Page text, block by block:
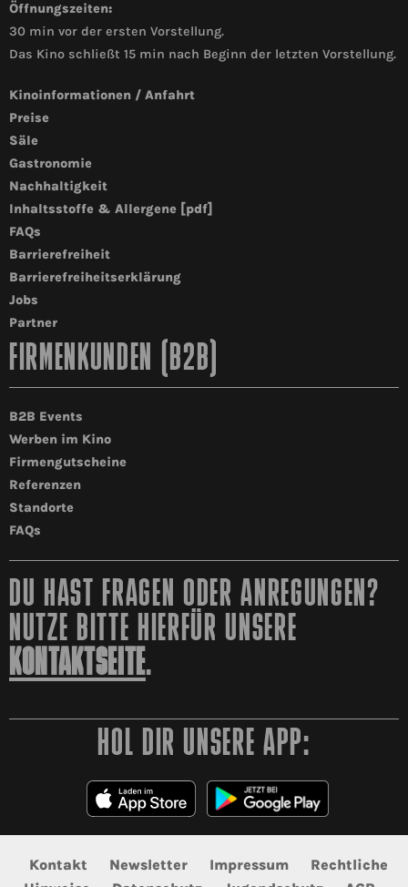
Öffnungszeiten:
30 min vor der ersten Vorstellung.
Das Kino schließt 15 min nach Beginn der letzten Vorstellung.
Kinoinformationen / Anfahrt
Preise
Säle
Gastronomie
Nachhaltigkeit
Inhaltsstoffe & Allergene [pdf]
FAQs
Barrierefreiheit
Barrierefreiheitserklärung
Jobs
Partner
FIRMENKUNDEN (B2B)
B2B Events
Werben im Kino
Firmengutscheine
Referenzen
Standorte
FAQs
DU HAST FRAGEN ODER ANREGUNGEN?
NUTZE BITTE HIERFÜR UNSERE
KONTAKTSEITE.
HOL DIR UNSERE APP:
Kontakt Newsletter Impressum
Rechtliche